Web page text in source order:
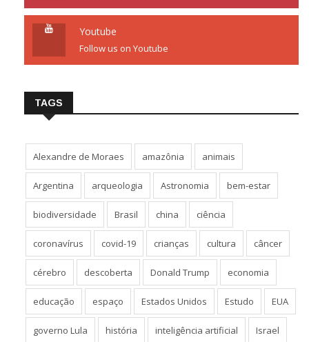
Youtube
Follow us on Youtube
TAGS
Alexandre de Moraes amazônia animais
Argentina arqueologia Astronomia bem-estar
biodiversidade Brasil china ciência
coronavírus covid-19 crianças cultura câncer
cérebro descoberta Donald Trump economia
educação espaço Estados Unidos Estudo EUA
governo Lula história inteligência artificial Israel